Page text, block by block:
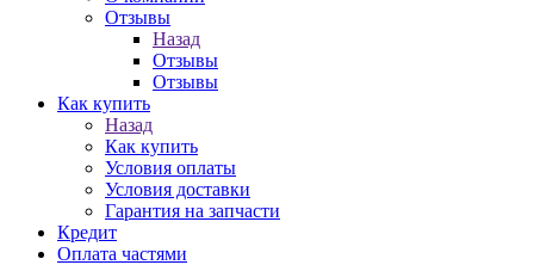
Отзывы
Назад
Отзывы
Отзывы
Как купить
Назад
Как купить
Условия оплаты
Условия доставки
Гарантия на запчасти
Кредит
Оплата частями